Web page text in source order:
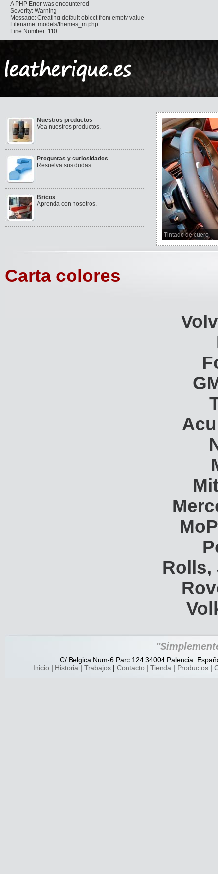
A PHP Error was encountered
Severity: Warning
Message: Creating default object from empty value
Filename: models/themes_m.php
Line Number: 110
Nuestros productos
Vea nuestros productos.
Preguntas y curiosidades
Resuelva sus dudas.
Bricos
Aprenda con nosotros.
Tintado de cuero
Carta colores
Rolls,
C/ Belgica Num-6 Parc.124 34004 Palencia.
Inicio | Historia | Trabajos | Contacto | Tienda | Productos |